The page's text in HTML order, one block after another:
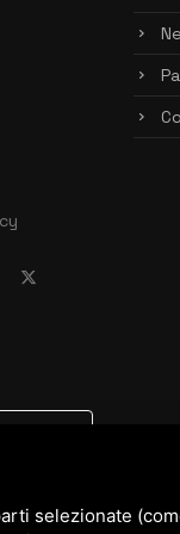
selezionate